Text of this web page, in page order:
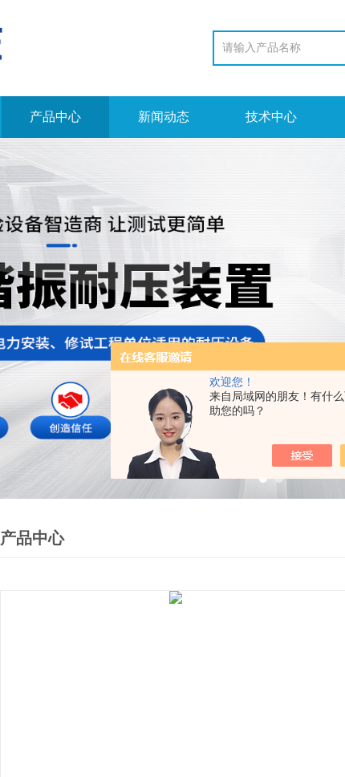
欢迎您！
来自局域网的朋友！有什
助您的吗？
产品中心 新闻动态 技术中心
产品中心